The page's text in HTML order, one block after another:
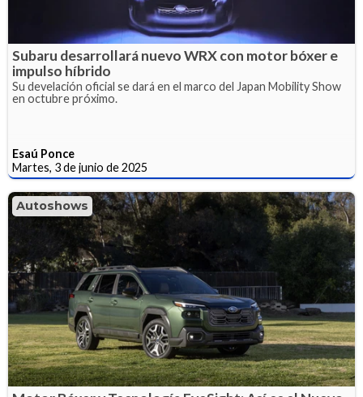
Subaru desarrollará nuevo WRX con motor bóxer e
impulso híbrido
Su develación oficial se dará en el marco del Japan Mobility Show
en octubre próximo.
Esaú Ponce
Martes, 3 de junio de 2025
Autoshows